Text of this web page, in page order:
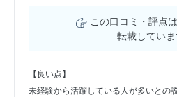
この口コミ・評点
転載していま
【良い点】
未経験から活躍している人が多いとの